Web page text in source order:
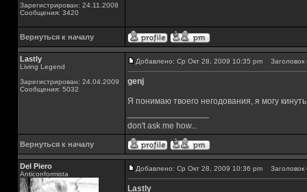
Зарегистрирован: 24.11.2008
Сообщения: 3420
Вернуться к началу
Lastly
Living Legend
Зарегистрирован: 24.04.2009
Сообщения: 5032
Добавлено: Ср Окт 28, 2009 10:35 pm Заголовок
genj
Я понимаю твоего негодования, я могу
don't ask me how...
Вернуться к началу
Del Piero
Аnticonformista
Добавлено: Ср Окт 28, 2009 10:36 pm Заголовок
Lastly